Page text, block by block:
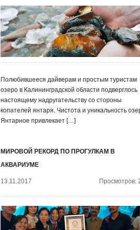
Полюбившееся дайверам и простым туристам
озеро в Калининградской области подверглось
настоящему надругательству со стороны
копателей янтаря. Чистота и уникальность
Янтарное привлекает […]
МИРОВОЙ РЕКОРД ПО ПРОГУЛКАМ В
АКВАРИУМЕ
13.11.2017 Просмотров: